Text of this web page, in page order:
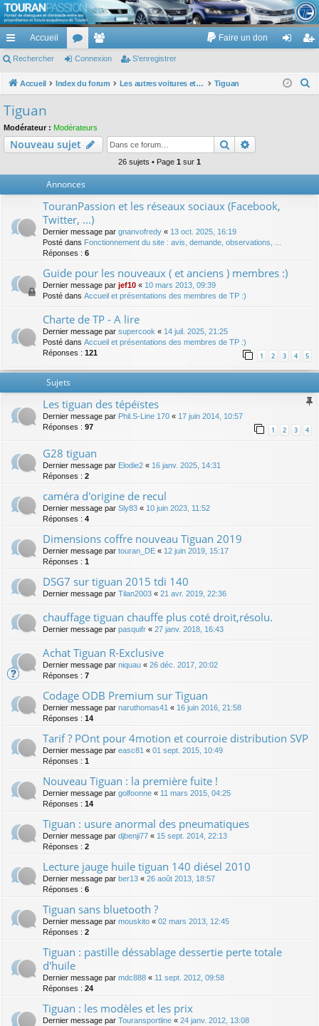
TouranPassion
Le forum des propriétaires ou futurs acquéreurs du Volkswagen Touran
cc
ès
pi
de
Accueil
or
u
e
m
Faire un don
ne nr
Rechercher Connexion S’enregistrer
Accueil Index du forum Les autres voitures et ce qui touche à la voiture Tiguan
c
Tiguan
Modérateur : Modérateurs
Nouveau sujet Rechercher
26 sujets • Page 1 sur 1
Annonces
TouranPassion et les réseaux sociaux (Facebook,
Twitter, ...)
Dernier message par gnanvofredy « 13 oct. 2025, 16:19
Posté dans Fonctionnement du site : avis, demande, observations, ...
Réponses : 6
Guide pour les nouveaux ( et anciens ) membres :)
Dernier message par jef10 « 10 mars 2013, 09:39
Posté dans Accueil et présentations des membres de TP :)
Charte de TP - A lire
Dernier message par supercook « 14 juil. 2025, 21:25
Posté dans Accueil et présentations des membres de TP :)
Réponses : 121 1 2 3 4 5
Sujets
Les tiguan des tépéïstes
Dernier message par Phil.S-Line 170 « 17 juin 2014, 10:57
Réponses : 97 1 2 3 4
G28 tiguan
Dernier message par Elodie2 « 16 janv. 2025, 14:31
Réponses : 2
caméra d'origine de recul
Dernier message par Sly83 « 10 juin 2023, 11:52
Réponses : 4
Dimensions coffre nouveau Tiguan 2019
Dernier message par touran_DE « 12 juin 2019, 15:17
Réponses : 1
DSG7 sur tiguan 2015 tdi 140
Dernier message par Tilan2003 « 21 avr. 2019, 22:36
chauffage tiguan chauffe plus coté droit,résolu.
Dernier message par pasquifr « 27 janv. 2018, 16:43
Achat Tiguan R-Exclusive
Dernier message par niquau « 26 déc. 2017, 20:02
Réponses : 7
Codage ODB Premium sur Tiguan
Dernier message par naruthomas41 « 16 juin 2016, 21:58
Réponses : 14
Tarif ? POnt pour 4motion et courroie distribution SVP
Dernier message par easc81 « 01 sept. 2015, 10:49
Réponses : 1
Nouveau Tiguan : la première fuite !
Dernier message par golfoonne « 11 mars 2015, 04:25
Réponses : 14
Tiguan : usure anormal des pneumatiques
Dernier message par djbenji77 « 15 sept. 2014, 22:13
Réponses : 2
Lecture jauge huile tiguan 140 diésel 2010
Dernier message par ber13 « 26 août 2013, 18:57
Réponses : 6
Tiguan sans bluetooth ?
Dernier message par mouskito « 02 mars 2013, 12:45
Réponses : 2
Tiguan : pastille déssablage dessertie perte totale
d'huile
Dernier message par mdc888 « 11 sept. 2012, 09:58
Réponses : 24
Tiguan : les modèles et les prix
Dernier message par Touransportline « 24 janv. 2012, 13:08